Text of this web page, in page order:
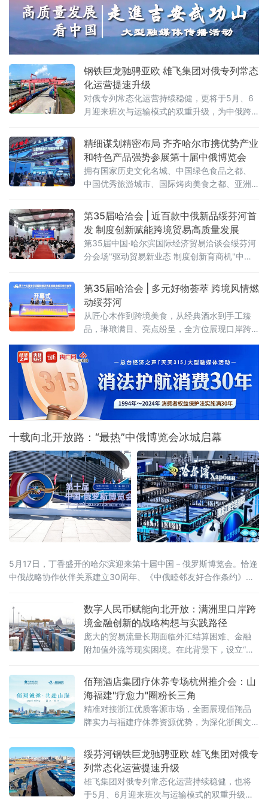
的“短暂流量”，并将其转化为实实在在的“消费留量”。一张票根解锁
全城：消费场景
钢铁巨龙驰骋亚欧 雄飞集团对俄专列常态
化运营提速升级
对俄专列常态化运营持续稳健，更将于5月、6
月迎来班次与运输模式的双重升级，为中俄跨
精细谋划精密布局 齐齐哈尔市携优势产业
和特色产品强势参展第十届中俄博览会
拥有国家历史文化名城、中国绿色食品之都、
中国优秀旅游城市、国际烤肉美食之都、亚洲
特色产品强势参展。齐齐哈尔展区以“大国重
器，北国粮仓”为主题惊艳亮相第十届中俄博览
会，总面积 112.5 平方米，聚焦齐齐
第35届哈洽会 | 近百款中俄新品绥芬河首
发 制度创新赋能跨境贸易高质量发展
第35届中国·哈尔滨国际经济贸易洽谈会绥芬河
分会场"驱动贸易新业态 制度创新育商机"中俄
国际商贸中心举办。近百款中俄特色新品集中
亮相，10家中外重点企业登台推介，精准匹配
双边市场供需，为中俄跨境贸易转型升级注入
强劲动能。
第35届哈洽会 | 多元好物荟萃 跨境风情燃
动绥芬河
从匠心木作到跨境美食，从经典酒水到手工臻
品，琳琅满目、亮点纷呈，全方位展现口岸跨
境商贸的活力与魅力 。
十载向北开放路：“最热”中俄博览会冰城启幕
5月17日，丁香盛开的哈尔滨迎来第十届中国－俄罗斯博览会。恰逢
中俄战略协作伙伴关系建立30周年、《中俄睦邻友好合作条约》签
动同步推进的空前规模，交出十年向北开放的“成绩单”，也为正在提
速的中俄经贸合作注入全新动能。当天，国家主席习近平同俄罗斯
总统普京分别向博览会致贺信。习近平指出，希望两国各界以本届
数字人民币赋能向北开放：满洲里口岸跨
境金融创新的战略构想与实践路径
庞大的贸易流量长期面临外汇结算困难、金融
附加值外流等现实困境。在此背景下，设立“内
称“平台公司”），采用PPP混合所有制模式，构
建以数字人民币为核心的跨境金融结算基础设
施
佰翔酒店集团疗休养专场杭州推介会：山
海福建"疗愈力"圈粉长三角
精准对接浙江优质客源市场，全面展现佰翔品
牌实力与福建疗休养资源优势，为深化浙闽文
推介会上，佰翔携福建区域10家酒店集中亮
相，发布专属疗休养
绥芬河钢铁巨龙驰骋亚欧 雄飞集团对俄专
列常态化运营提速升级
雄飞集团对俄专列常态化运营持续稳健，也将
于5月、6月迎来班次与运输模式的双重升级，